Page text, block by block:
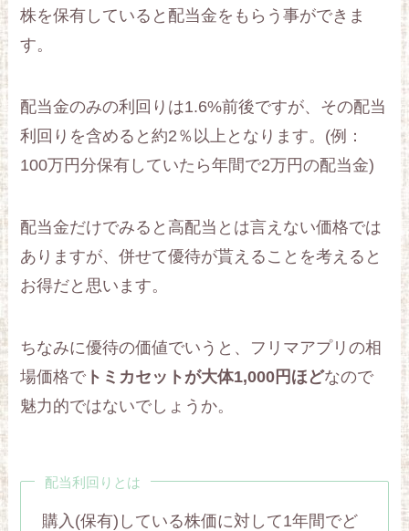
株を保有していると配当金をもらう事ができま
す。
配当金のみの利回りは1.6%前後ですが、その配当
利回りを含めると約2％以上となります。(例：
100万円分保有していたら年間で2万円の配当金)
配当金だけでみると高配当とは言えない価格では
ありますが、併せて優待が貰えることを考えると
お得だと思います。
ちなみに優待の価値でいうと、フリマアプリの相
場価格で トミカセットが大体1,000円ほどなので
魅力的ではないでしょうか。
配当利回りとは
購入(保有)している株価に対して1年間でど